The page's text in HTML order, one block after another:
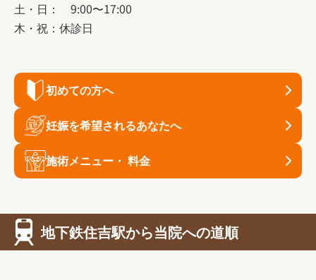
土・日： 9:00〜17:00
木・祝：休診日
初めての方へ
妊娠を希望されるあなたへ
施術メニュー・ 料金
地下鉄住吉駅から当院への道順